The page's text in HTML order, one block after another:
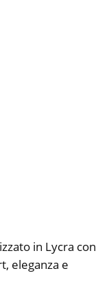
in Lycra con
eleganza e